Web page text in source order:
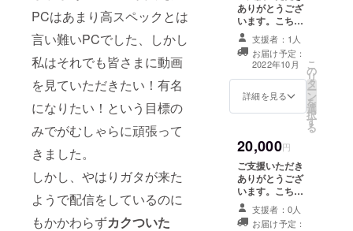
PCはあまり高スペックとは
言い難いPCでした、しかし
私はそれでも皆さまに動画
を見ていただきたい！有名
になりたい！という目標の
みでがむしゃらに頑張って
きました。
しかし、やはりガタが来た
ようで配信をしているのに
もかかわらずカクついた
み上げさせてい
ただき感謝の意
をお伝えさせて
いただきます。
名前は備考欄の
ほうに希望され
ていただきます
ようお願いいた
ありがとうござ
います。こちら
のプランの内容
はご支援してい
ただいたご支援
者様の名前を投
稿動画のエン
ディングに記載
エンディングを
用意し名前を読
み上げさせてい
ただき感謝の意
をお伝えさせて
いただきます。
そしてご支援者
支援者：1人
お届け予定：
2022年10月
詳細を見る
こ
の
リ
タ
ー
ン
を
選
択
す
る
20,000円
ご支援いただき
ありがとうござ
います。こちら
のプランの内容
はご支援してい
支援者：0人
お届け予定：